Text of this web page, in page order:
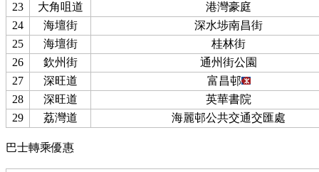
23
大角咀道
港灣豪庭
24
海壇街
深水埗南昌街
25
海壇街
桂林街
26
欽州街
通州街公園
27
深旺道
富昌邨
28
深旺道
英華書院
29
荔灣道 海麗邨公共交通交匯處
巴士轉乘優惠